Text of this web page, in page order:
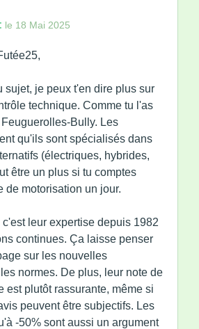
le 18 Mai 2025
sujet, je peux t'en dire plus sur
technique. Comme tu l'as
Bully. Les
qu'ils sont spécialisés dans
(électriques, hybrides,
être un plus si tu comptes
de motorisation un jour.
leur expertise depuis 1982
continues. Ça laisse penser
sur les nouvelles
normes. De plus, leur note de
est plutôt rassurante, même si
peuvent être subjectifs. Les
-50% sont aussi un argument